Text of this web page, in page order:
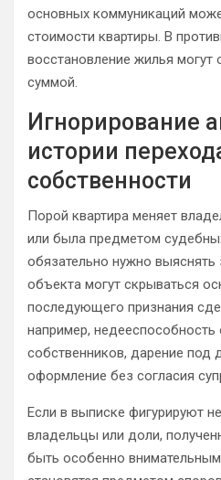
основных коммуникаций
стоимости квартиры. В
восстановление жилья могут
суммой.
Игнорирование
истории
собственности
Порой квартира меняет
или была предметом
обязательно нужно выяснять
объекта могут скрываться
последующего признания
например, недееспособность
собственников, дарение под
оформление без согласия
Если в выписке фигурируют
владельцы или доли,
быть особенно